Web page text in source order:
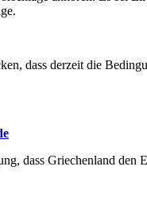
dass derzeit die
dass Griechenland den